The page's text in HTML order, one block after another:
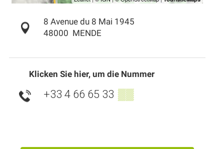
8 Avenue du 8 Mai 1945
48000 MENDE
Klicken Sie hier, um die Nummer
+33 4 66 65 33 ▒▒